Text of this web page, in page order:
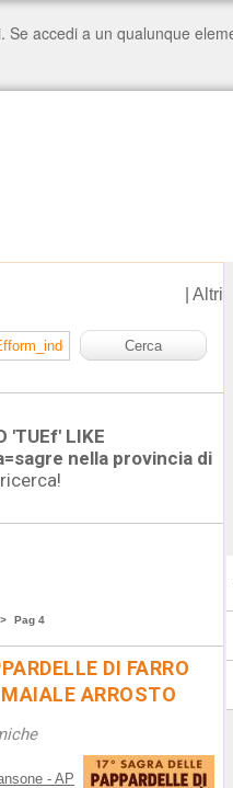
Altri
'TUEf' LIKE
nella provincia di
Pag 4
DI FARRO
ARROSTO
- AP